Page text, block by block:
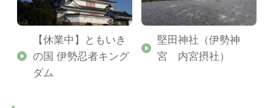
【休業中】ともいき
の国 伊勢忍者キング
ダム
堅田神社（伊勢神
宮 内宮摂社）